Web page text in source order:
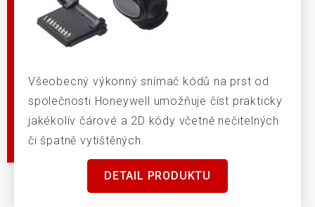
Všeobecný výkonný snímač kódů na prst od
společnosti Honeywell umožňuje číst prakticky
jakékoliv čárové a 2D kódy včetně nečitelných
či špatně vytištěných.
DETAIL PRODUKTU